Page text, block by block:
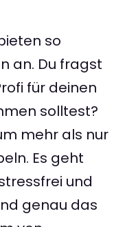
so
an. Du fragst
für deinen
solltest?
mehr als nur
Es geht
und
genau das